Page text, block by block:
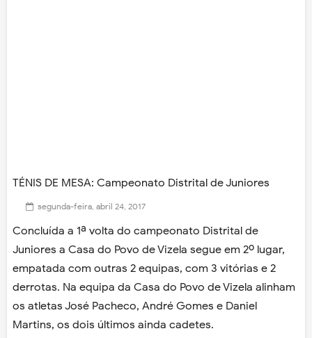
TÉNIS DE MESA: Campeonato Distrital de Juniores
segunda-feira, abril 24, 2017
Concluída a 1ª volta do campeonato Distrital de
Juniores a Casa do Povo de Vizela segue em 2º lugar,
empatada com outras 2 equipas, com 3 vitórias e 2
derrotas. Na equipa da Casa do Povo de Vizela alinham
os atletas José Pacheco, André Gomes e Daniel
Martins, os dois últimos ainda cadetes.